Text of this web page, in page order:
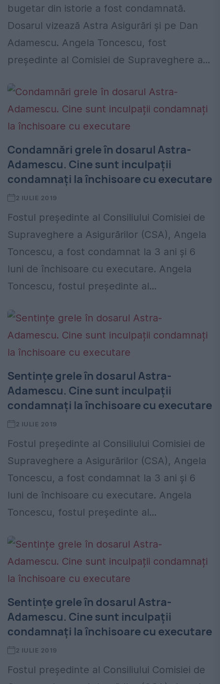
bugetar din istorie a fost condamnată.
Dosarul vizează Astra Asigurări și pe Dan
Adamescu. Angela Toncescu, fost
președinte al Comisiei de Supraveghere a...
Condamnări grele în dosarul Astra-
Adamescu. Cine sunt inculpații
condamnați la închisoare cu executare
2 IULIE 2019
Fostul președinte al Consiliului Comisiei de
Supraveghere a Asigurărilor (CSA), Angela
Toncescu, a fost condamnat la 3 ani și 6
luni de închisoare cu executare. Angela
Toncescu, fostul președinte al...
Sentințe grele în dosarul Astra-
Adamescu. Cine sunt inculpații
condamnați la închisoare cu executare
2 IULIE 2019
Fostul președinte al Consiliului Comisiei de
Supraveghere a Asigurărilor (CSA), Angela
Toncescu, a fost condamnat la 3 ani și 6
luni de închisoare cu executare. Angela
Toncescu, fostul președinte al...
Sentințe grele în dosarul Astra-
Adamescu. Cine sunt inculpații
condamnați la închisoare cu executare
2 IULIE 2019
Fostul președinte al Consiliului Comisiei de